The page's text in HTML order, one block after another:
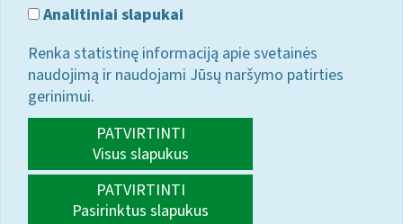
Analitiniai slapukai
Renka statistinę informaciją apie svetainės
naudojimą ir naudojami Jūsų naršymo patirties
gerinimui.
PATVIRTINTI
Visus slapukus
PATVIRTINTI
Pasirinktus slapukus